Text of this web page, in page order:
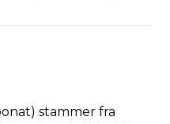
) stammer fra